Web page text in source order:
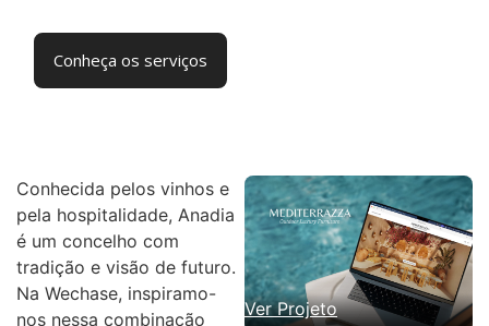
Conheça os serviços
Conhecida pelos vinhos e
pela hospitalidade, Anadia
é um concelho com
tradição e visão de futuro.
Na Wechase, inspiramo-
nos nessa combinação
Ver Projeto